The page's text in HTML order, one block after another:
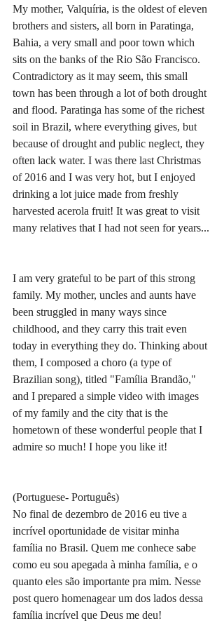
My mother, Valquíria, is the oldest of eleven
brothers and sisters, all born in Paratinga,
Bahia, a very small and poor town which
sits on the banks of the Rio São Francisco.
Contradictory as it may seem, this small
town has been through a lot of both drought
and flood. Paratinga has some of the richest
soil in Brazil, where everything gives, but
because of drought and public neglect, they
often lack water. I was there last Christmas
of 2016 and I was very hot, but I enjoyed
drinking a lot juice made from freshly
harvested acerola fruit! It was great to visit
many relatives that I had not seen for years...
I am very grateful to be part of this strong
family. My mother, uncles and aunts have
been struggled in many ways since
childhood, and they carry this trait even
today in everything they do. Thinking about
them, I composed a choro (a type of
Brazilian song), titled "Família Brandão,"
and I prepared a simple video with images
of my family and the city that is the
hometown of these wonderful people that I
admire so much! I hope you like it!
(Portuguese- Português)
No final de dezembro de 2016 eu tive a
incrível oportunidade de visitar minha
família no Brasil. Quem me conhece sabe
como eu sou apegada à minha família, e o
quanto eles são importante pra mim. Nesse
post quero homenagear um dos lados dessa
família incrível que Deus me deu!